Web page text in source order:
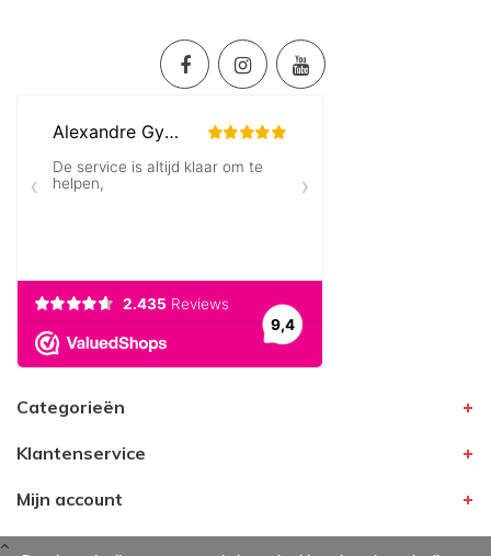
Categorieën
Klantenservice
Mijn account